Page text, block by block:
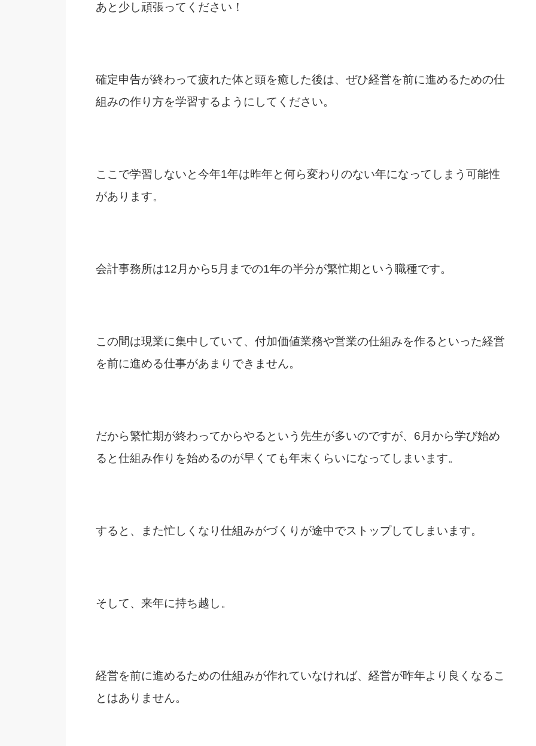
あと少し頑張ってください！
確定申告が終わって疲れた体と頭を癒した後は、ぜひ経営を前に進めるための仕
組みの作り方を学習するようにしてください。
ここで学習しないと今年1年は昨年と何ら変わりのない年になってしまう可能性
があります。
会計事務所は12月から5月までの1年の半分が繁忙期という職種です。
この間は現業に集中していて、付加価値業務や営業の仕組みを作るといった経営
を前に進める仕事があまりできません。
だから繁忙期が終わってからやるという先生が多いのですが、6月から学び始め
ると仕組み作りを始めるのが早くても年末くらいになってしまいます。
すると、また忙しくなり仕組みがづくりが途中でストップしてしまいます。
そして、来年に持ち越し。
経営を前に進めるための仕組みが作れていなければ、経営が昨年より良くなるこ
とはありません。